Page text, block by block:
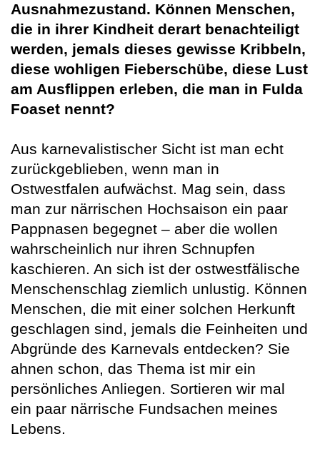
Ausnahmezustand. Können Menschen,
die in ihrer Kindheit derart benachteiligt
werden, jemals dieses gewisse Kribbeln,
diese wohligen Fieberschübe, diese Lust
am Ausflippen erleben, die man in Fulda
Foaset nennt?
Aus karnevalistischer Sicht ist man echt
zurückgeblieben, wenn man in
Ostwestfalen aufwächst. Mag sein, dass
man zur närrischen Hochsaison ein paar
Pappnasen begegnet – aber die wollen
wahrscheinlich nur ihren Schnupfen
kaschieren. An sich ist der ostwestfälische
Menschenschlag ziemlich unlustig. Können
Menschen, die mit einer solchen Herkunft
geschlagen sind, jemals die Feinheiten und
Abgründe des Karnevals entdecken? Sie
ahnen schon, das Thema ist mir ein
persönliches Anliegen. Sortieren wir mal
ein paar närrische Fundsachen meines
Lebens.